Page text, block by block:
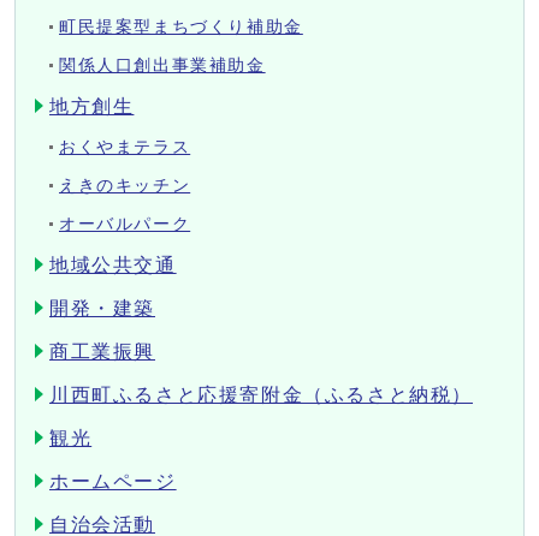
町民提案型まちづくり補助金
関係人口創出事業補助金
地方創生
おくやまテラス
えきのキッチン
オーバルパーク
地域公共交通
開発・建築
商工業振興
川西町ふるさと応援寄附金（ふるさと納税）
観光
ホームページ
自治会活動